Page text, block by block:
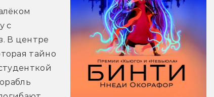
с
В центре
тайно